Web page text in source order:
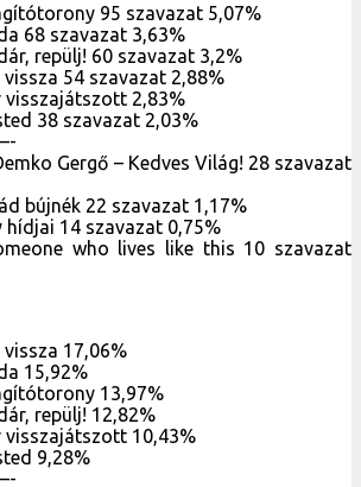
95 szavazat 5,07%
68 szavazat 3,63%
repülj! 60 szavazat 3,2%
vissza 54 szavazat 2,88%
visszajátszott 2,83%
38 szavazat 2,03%
Gergő – Kedves Világ! 28 szavazat
bújnék 22 szavazat 1,17%
hídjai 14 szavazat 0,75%
who lives like this 10 szavazat
vissza 17,06%
15,92%
13,97%
repülj! 12,82%
visszajátszott 10,43%
9,28%